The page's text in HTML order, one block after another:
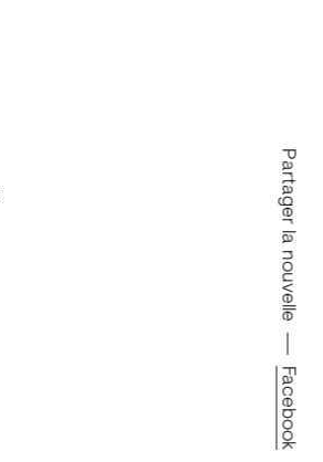
Partager la nouvelle
Facebook